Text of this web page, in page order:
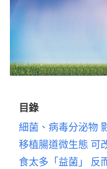
目錄
細菌、病毒分泌物
移植腸道微生態 可
食太多「益菌」 反